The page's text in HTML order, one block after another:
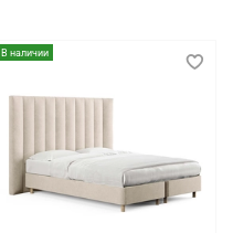
В наличии